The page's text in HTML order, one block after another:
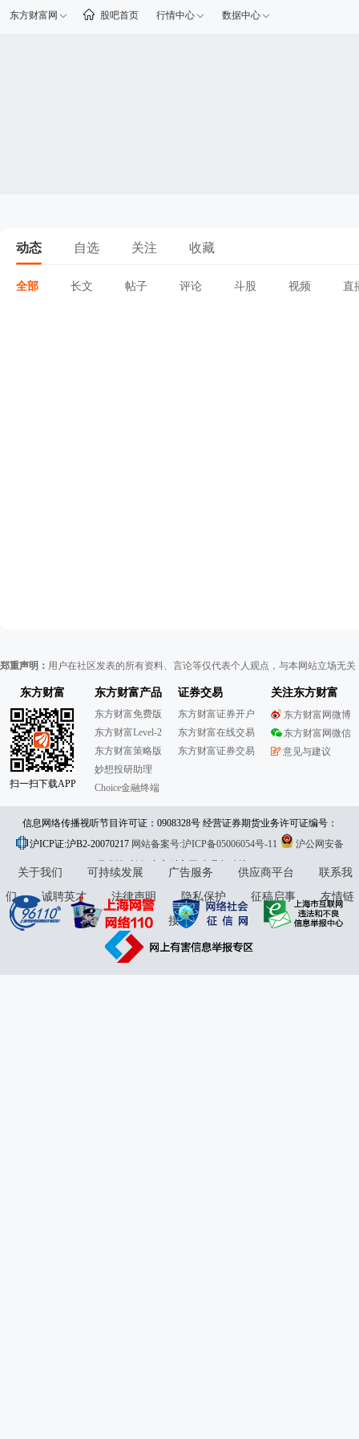
东方财富网 股吧首页 行情中心 数据中心
动态 自选 关注 收藏
全部 长文 帖子 评论 斗股 视频 直
郑重声明： 用户在社区发表的所有资料、言论等仅代表个人观点，与本网站立场无
东方财富
扫一扫下载APP
东方财富产品
东方财富免费版
东方财富Level-2
东方财富策略版
妙想投研助理
Choice金融终端
证券交易
东方财富证券开户
东方财富在线交易
东方财富证券交易
关注东方财富
东方财富网微博
东方财富网微信
意见与建议
信息网络传播视听节目许可证：0908328号 经营证券期货业务许可证编号：
913101046312860336 违法和不良信息举报:021-61278686 举报邮箱：
jubao@eastmoney.com
沪ICP证:沪B2-20070217 网站备案号:沪ICP备05006054号-11
沪公网安备
31010402000120号版权所有:东方财富网意见与建议:4000300059/952500
关于我们 可持续发展 广告服务 供应商平台
联系我
们
诚聘英才 法律声明 隐私保护 征稿启事
友情链
接